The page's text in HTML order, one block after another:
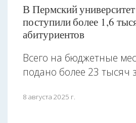
В Пермский
поступили более 1,6
абитуриентов
Всего на бюджетные
подано более 23 тысяч
8 августа 2025 г.